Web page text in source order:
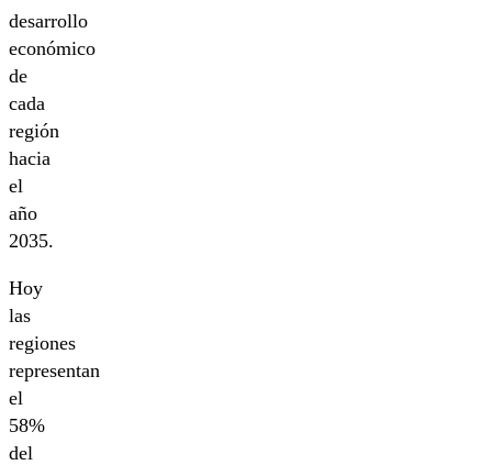
desarrollo
económico
de
cada
región
hacia
el
año
2035.
Hoy
las
regiones
representan
el
58%
del